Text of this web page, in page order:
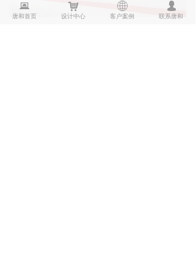
뀵
唐和首页
낙
设计中心
ꄓ
客户案例
넙
联系唐和